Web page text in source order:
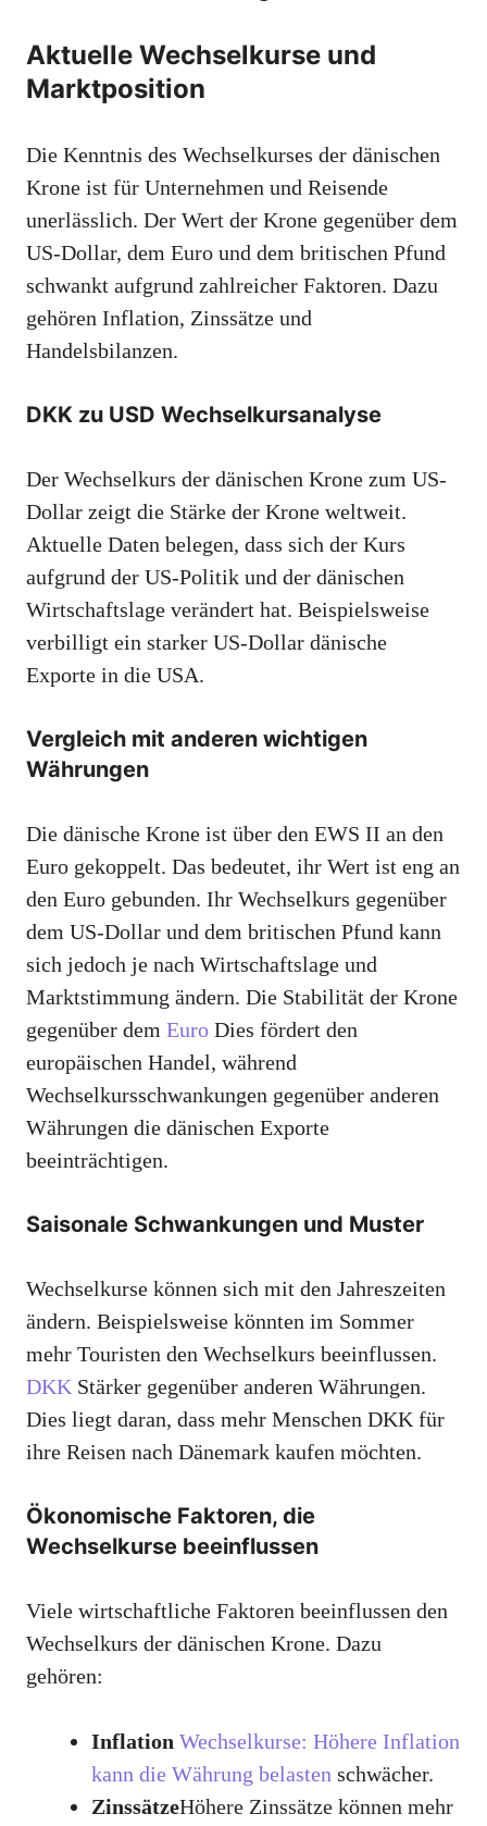
Aktuelle Wechselkurse und
Marktposition
Die Kenntnis des Wechselkurses der dänischen
Krone ist für Unternehmen und Reisende
unerlässlich. Der Wert der Krone gegenüber dem
US-Dollar, dem Euro und dem britischen Pfund
schwankt aufgrund zahlreicher Faktoren. Dazu
gehören Inflation, Zinssätze und
Handelsbilanzen.
DKK zu USD Wechselkursanalyse
Der Wechselkurs der dänischen Krone zum US-
Dollar zeigt die Stärke der Krone weltweit.
Aktuelle Daten belegen, dass sich der Kurs
aufgrund der US-Politik und der dänischen
Wirtschaftslage verändert hat. Beispielsweise
verbilligt ein starker US-Dollar dänische
Exporte in die USA.
Vergleich mit anderen wichtigen
Währungen
Die dänische Krone ist über den EWS II an den
Euro gekoppelt. Das bedeutet, ihr Wert ist eng an
den Euro gebunden. Ihr Wechselkurs gegenüber
dem US-Dollar und dem britischen Pfund kann
sich jedoch je nach Wirtschaftslage und
Marktstimmung ändern. Die Stabilität der Krone
gegenüber dem Euro Dies fördert den
europäischen Handel, während
Wechselkursschwankungen gegenüber anderen
Währungen die dänischen Exporte
beeinträchtigen.
Saisonale Schwankungen und Muster
Wechselkurse können sich mit den Jahreszeiten
ändern. Beispielsweise könnten im Sommer
mehr Touristen den Wechselkurs beeinflussen.
DKK Stärker gegenüber anderen Währungen.
Dies liegt daran, dass mehr Menschen DKK für
ihre Reisen nach Dänemark kaufen möchten.
Ökonomische Faktoren, die
Wechselkurse beeinflussen
Viele wirtschaftliche Faktoren beeinflussen den
Wechselkurs der dänischen Krone. Dazu
gehören:
Inflation Wechselkurse: Höhere Inflation
kann die Währung belasten schwächer.
ZinssätzeHöhere Zinssätze können mehr